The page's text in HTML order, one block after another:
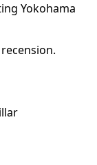
Yokohama